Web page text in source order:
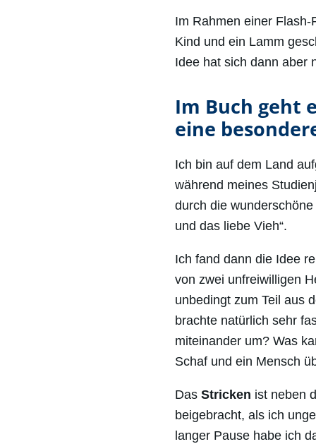
Im Rahmen einer
Kind und ein Lamm
Idee hat sich dann aber
Im Buch geht
eine
Ich bin auf dem Land
während meines
durch die
und das liebe Vieh“.
Ich fand dann die Idee
von zwei unfreiwilligen
unbedingt zum Teil aus
brachte natürlich sehr
miteinander um? Was
Schaf und ein Mensch
Das Stricken ist neben
beigebracht, als ich
langer Pause habe ich